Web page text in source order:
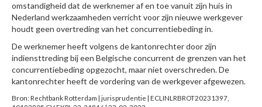
omstandigheid dat de werknemer af en toe vanuit zijn huis in
Nederland werkzaamheden verricht voor zijn nieuwe werkgever
houdt geen overtreding van het concurrentiebeding in.
De werknemer heeft volgens de kantonrechter door zijn
indiensttreding bij een Belgische concurrent de grenzen van het
concurrentiebeding opgezocht, maar niet overschreden. De
kantonrechter heeft de vordering van de werkgever afgewezen.
Bron: Rechtbank Rotterdam | jurisprudentie | ECLINLRBROT20231397,